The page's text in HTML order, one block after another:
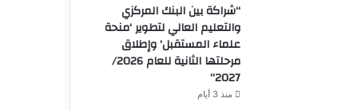
“شراكة بين البنك المركزي
والتعليم العالي لتطوير ‘منحة
علماء المستقبل’ وإطلاق
مرحلتها الثانية للعام 2026/
2027”
منذ 3 أيام